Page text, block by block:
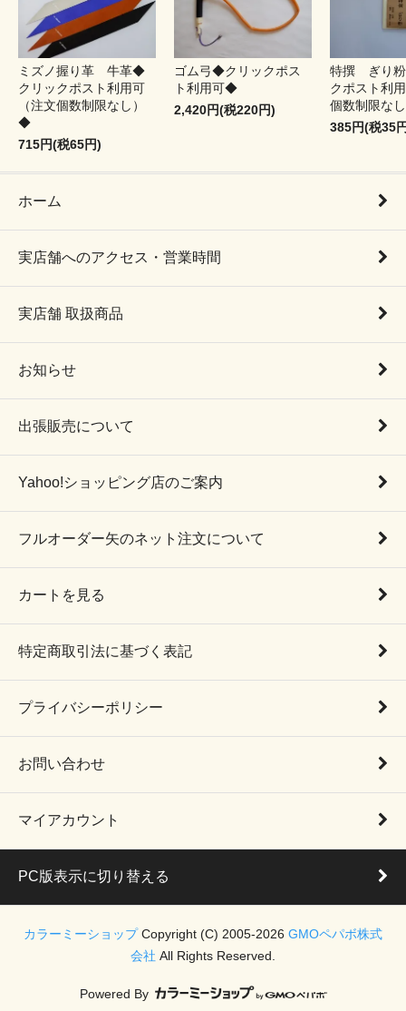
ミズノ握り革 牛革◆
クリックポスト利用可
（注文個数制限なし）
◆
715円(税65円)
ゴム弓◆クリックポス
ト利用可◆
2,420円(税220円)
特撰 ぎり
クポスト利
個数制限な
385円(税35
ホーム
実店舗へのアクセス・営業時間
実店舗 取扱商品
お知らせ
出張販売について
Yahoo!ショッピング店のご案内
フルオーダー矢のネット注文について
カートを見る
特定商取引法に基づく表記
プライバシーポリシー
お問い合わせ
マイアカウント
PC版表示に切り替える
カラーミーショップCopyright (C) 2005-2026 GMOペパボ株式
会社 All Rights Reserved.
Powered By